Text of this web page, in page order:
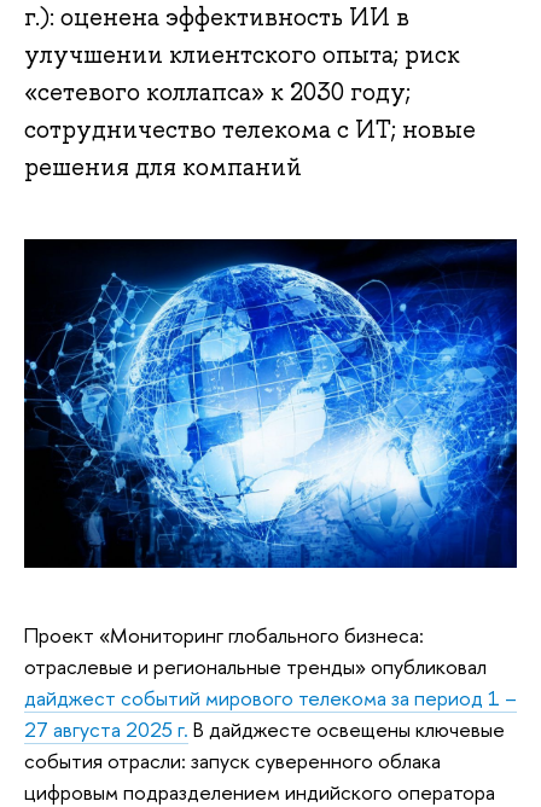
г.): оценена эффективность ИИ в
улучшении клиентского опыта; риск
«сетевого коллапса» к 2030 году;
сотрудничество телекома с ИТ; новые
решения для компаний
Проект «Мониторинг глобального бизнеса:
отраслевые и региональные тренды» опубликовал
дайджест событий мирового телекома за период 1 –
27 августа 2025 г. В дайджесте освещены ключевые
события отрасли: запуск суверенного облака
цифровым подразделением индийского оператора